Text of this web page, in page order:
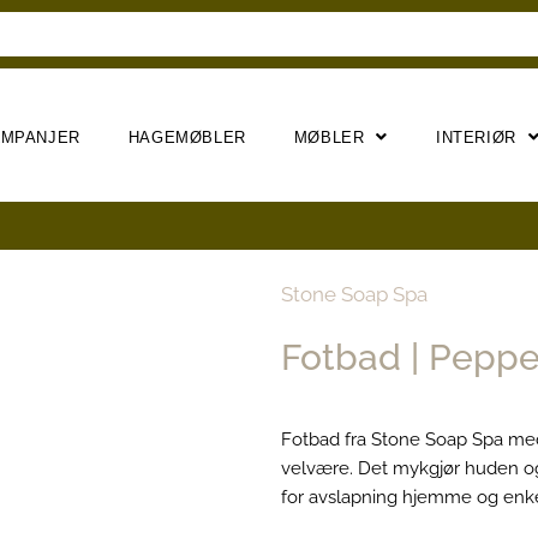
HAGEMØBLER MØBLER INTERIØR
Stone Soap Spa
Fotbad |
Fotbad fra Stone Soap Spa
velvære. Det mykgjør huden
for avslapning hjemme og